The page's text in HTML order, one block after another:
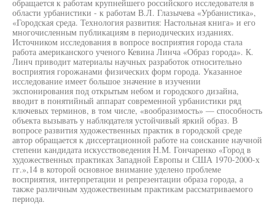
обращается к работам крупнейшего российского исследователя в
области урбанистики - к работам В.Л. Глазычева «Урбанистика»,
«Городская среда. Технология развития: Настольная книга» и его
многочисленным публикациям в периодических изданиях.
Источником исследования в вопросе восприятия города стала
работа американского ученого Кевина Линча «Образ города». К.
Линч приводит материалы научных разработок относительно
восприятия горожанами физических форм города. Указанное
исследование имеет большое значение в изучении
экспонирования под открытым небом и городского дизайна,
вводит в понятийный аппарат современной урбанистики ряд
ключевых терминов, в том числе, «вообразимость» — способность
объекта вызывать у наблюдателя устойчивый яркий образ. В
вопросе развития художественных практик в городской среде
автор обращается к диссертационной работе на соискание научной
степени кандидата искусствоведения Н.М. Гончаренко «Город в
художественных практиках Западной Европы и США 1970-2000-х
гг.»,14 в которой основное внимание уделено проблеме
восприятия, интерпретации и репрезентации образа города, а
также различным художественным практикам рассматриваемого
периода.